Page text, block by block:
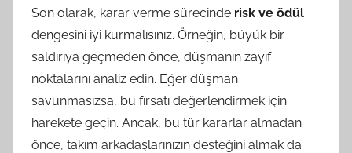
Son olarak, karar verme sürecinde risk ve ödül
dengesini iyi kurmalısınız. Örneğin, büyük bir
saldırıya geçmeden önce, düşmanın zayıf
noktalarını analiz edin. Eğer düşman
savunmasızsa, bu fırsatı değerlendirmek için
harekete geçin. Ancak, bu tür kararlar almadan
önce, takım arkadaşlarınızın desteğini almak da